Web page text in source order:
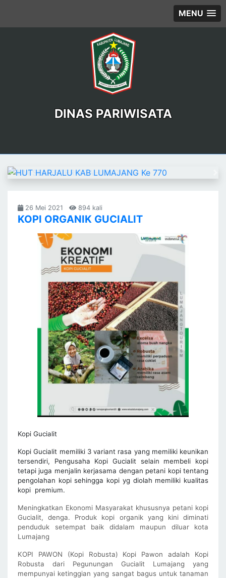
MENU
DINAS PARIWISATA
Previous
26 Mei 2021 894 kali
KOPI ORGANIK GUCIALIT
Kopi Gucialit
Kopi Gucialit memiliki 3 variant rasa yang memiliki keunikan
tersendiri, Pengusaha Kopi Gucialit selain membeli kopi
tetapi juga menjalin kerjasama dengan petani kopi tentang
pengolahan kopi sehingga kopi yg diolah memiliki kualitas
kopi premium.
Meningkatkan Ekonomi Masyarakat khususnya petani kopi
Gucialit, denga. Produk kopi organik yang kini diminati
penduduk setempat baik didalam maupun diluar kota
Lumajang
KOPI PAWON (Kopi Robusta) Kopi Pawon adalah Kopi
Robusta dari Pegunungan Gucialit Lumajang yang
mempunyai ketinggian yang sangat bagus untuk tanaman